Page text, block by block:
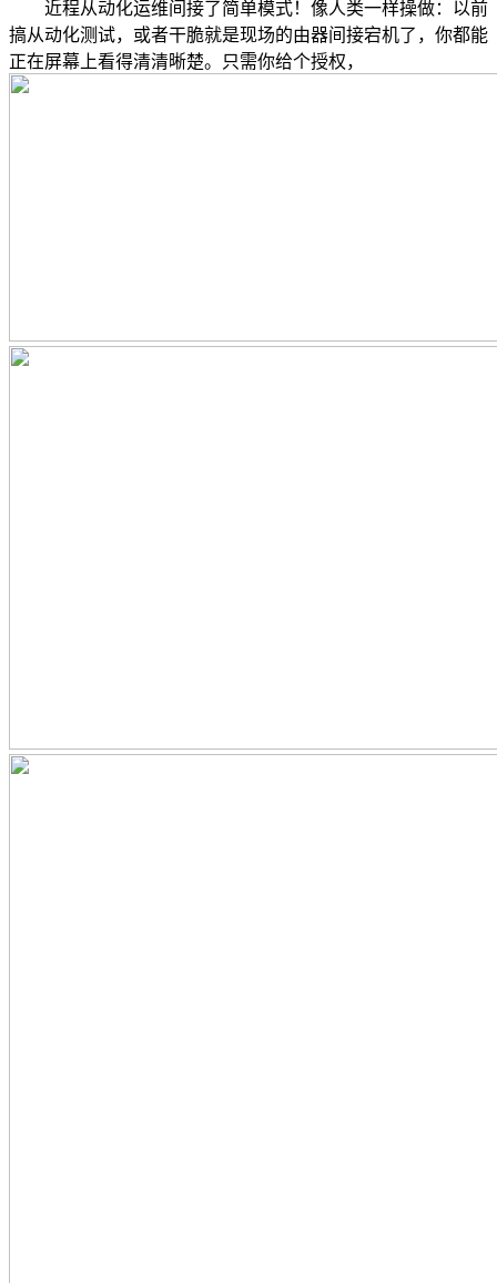
近程从动化运维间接了简单模式！像人类一样操做：以前
搞从动化测试，或者干脆就是现场的由器间接宕机了，你都能
正在屏幕上看得清清晰楚。只需你给个授权，